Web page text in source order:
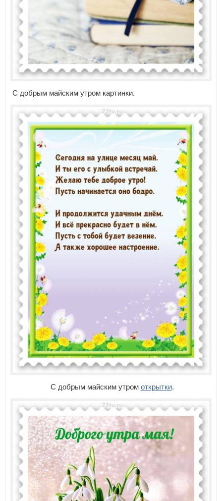
С добрым майским утром картинки.
С добрым майским утром открытки.